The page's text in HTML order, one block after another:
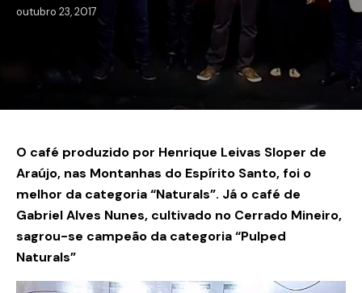
outubro 23, 2017
O café produzido por Henrique Leivas Sloper de
Araújo, nas Montanhas do Espírito Santo, foi o
melhor da categoria “Naturals”. Já o café de
Gabriel Alves Nunes, cultivado no Cerrado Mineiro,
sagrou-se campeão da categoria “Pulped
Naturals”